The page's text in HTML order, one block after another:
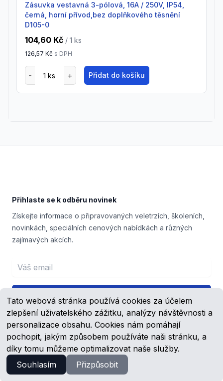
Tato webová stránka používá cookies za účelem
zlepšení uživatelského zážitku, analýzy návštěvnosti a
personalizace obsahu. Cookies nám pomáhají
pochopit, jakým způsobem používáte naši stránku, a
díky tomu můžeme optimalizovat naše služby.
Souhlasím
Přizpůsobit
zásuvka vestavná 3-pólová, 16A / 250V, IP54,
černá, horní přívod,bez doplňkového těsnění
D105-0
104,60 Kč / 1 ks
126,57 Kč s DPH
Přidat do košíku
Přihlaste se k odběru novinek
Získejte informace o připravovaných veletrzích, školeních,
novinkách, speciálních cenových nabídkách a různých
zajímavých akcích.
Email address
Přihlášení
FacebookYouTube
© 2023 -2026Schmachtl.cz, s.r.o.